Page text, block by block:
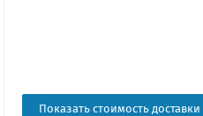
Показать стоимость доставки